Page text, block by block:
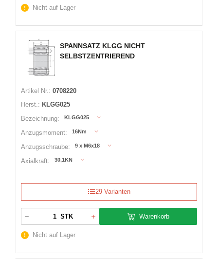
Nicht auf Lager
SPANNSATZ KLGG NICHT
SELBSTZENTRIEREND
Artikel Nr.: 0708220
Herst.: KLGG025
Bezeichnung:
KLGG025
Anzugsmoment: 16Nm
Anzugsschraube: 9 x M6x18
Axialkraft: 30,1KN
29 Varianten
STK Warenkorb
Nicht auf Lager